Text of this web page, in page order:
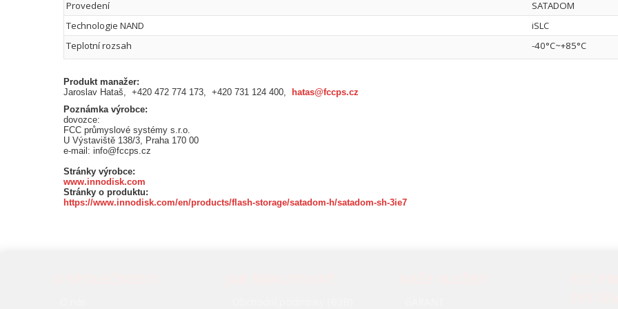
Provedení
SATADOM
Technologie NAND
iSLC
Teplotní rozsah
-40°C~+85°C
Produkt manažer:
Jaroslav Hataš, +420 472 774 173, +420 731 124 400,
hatas@fccps.cz
Poznámka výrobce:
dovozce:
FCC průmyslové systémy s.r.o.
U Výstaviště 138/3, Praha 170 00
e-mail: info@fccps.cz
Stránky výrobce:
www.innodisk.com
Stránky o produktu:
https://www.innodisk.com/en/products/flash-storage/satadom-h/satadom-sh-3ie7